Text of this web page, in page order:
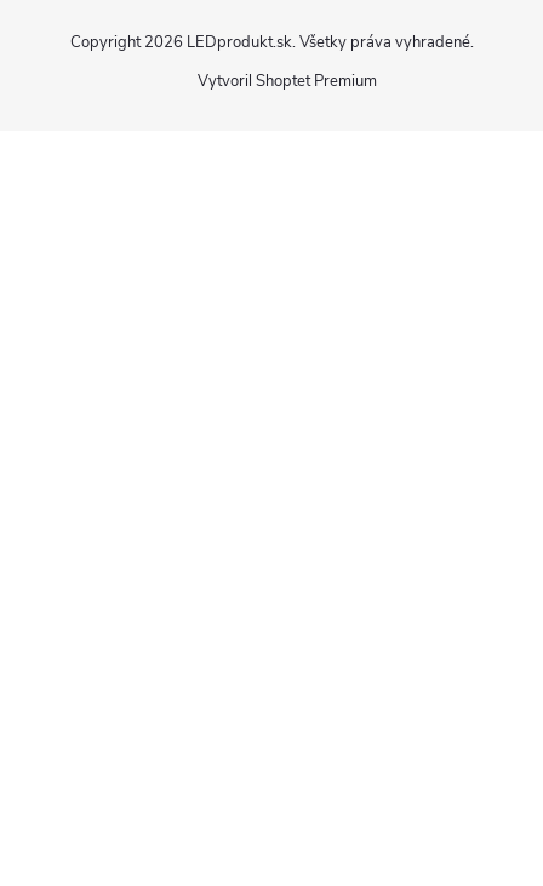
Vytvoril Shoptet Premium
Copyright 2026 LEDprodukt.sk. Všetky práva vyhradené.